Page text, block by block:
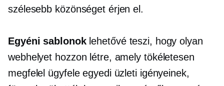
szélesebb közönséget érjen el.
Egyéni sablonoklehetővé teszi, hogy olyan
webhelyet hozzon létre, amely tökéletesen
megfelel ügyfele egyedi üzleti igényeinek,